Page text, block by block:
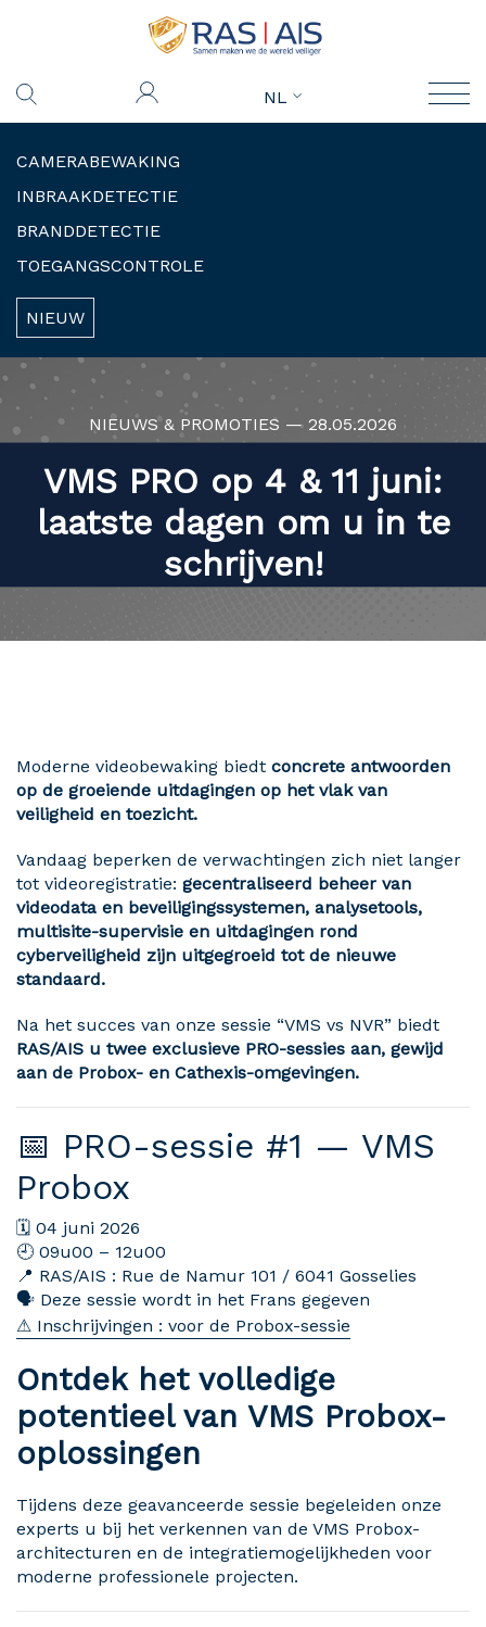
NL
CAMERABEWAKING
INBRAAKDETECTIE
BRANDDETECTIE
TOEGANGSCONTROLE
NIEUW
NIEUWS & PROMOTIES — 28.05.2026
VMS PRO op 4 & 11 juni:
laatste dagen om u in te
schrijven!
Moderne videobewaking biedt concrete antwoorden
op de groeiende uitdagingen op het vlak van
veiligheid en toezicht.
Vandaag beperken de verwachtingen zich niet langer
tot videoregistratie: gecentraliseerd beheer van
videodata en beveiligingssystemen, analysetools,
multisite-supervisie en uitdagingen rond
cyberveiligheid zijn uitgegroeid tot de nieuwe
standaard.
Na het succes van onze sessie “VMS vs NVR” biedt
RAS/AIS u twee exclusieve PRO-sessies aan, gewijd
aan de Probox- en Cathexis-omgevingen.
📅 PRO-sessie #1 — VMS
Probox
🗓 04 juni 2026
🕘 09u00 – 12u00
📍 RAS/AIS : Rue de Namur 101 / 6041 Gosselies
🗣 Deze sessie wordt in het Frans gegeven
⚠ Inschrijvingen : voor de Probox-sessie
Ontdek het volledige
potentieel van VMS Probox-
oplossingen
Tijdens deze geavanceerde sessie begeleiden onze
experts u bij het verkennen van de VMS Probox-
architecturen en de integratiemogelijkheden voor
moderne professionele projecten.